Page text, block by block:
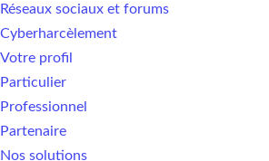
Réseaux sociaux et forums
Cyberharcèlement
Votre profil
Particulier
Professionnel
Partenaire
Nos solutions